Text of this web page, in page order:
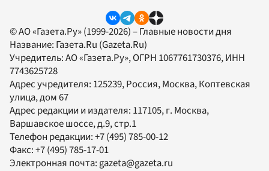
© АО «Газета.Ру» (1999-2026) – Главные новости дня
Название: Газета.Ru (Gazeta.Ru)
Учредитель:АО «Газета.Ру», ОГРН 1067761730376, ИНН
7743625728
Адрес учредителя: 125239, Россия, Москва, Коптевская
улица, дом 67
Адрес редакции и издателя: 117105, г. Москва,
Варшавское шоссе, д.9, стр.1
Телефон редакции:+7 (495) 785-00-12
Факс:+7 (495) 785-17-01
Электронная почта:gazeta@gazeta.ru